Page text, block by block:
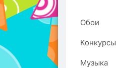
Обои
Конкурсы
Музыка